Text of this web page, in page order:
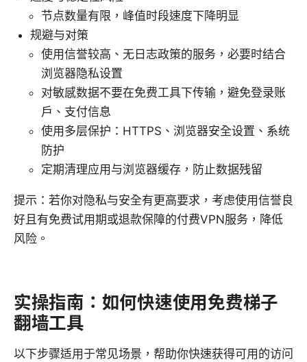
节点数量有限，峰值时段速度下降明显
规避与对策
使用信誉较高、无日志政策的服务，必要时结合
浏览器隐私设置
对敏感数据不要在免费工具下传输，避免登录账
户、支付信息
使用多层保护：HTTPS、浏览器安全设置、系统
防护
定期清理应用与浏览器缓存，防止数据残留
提示：若你对隐私与安全有更高要求，考虑使用信誉良
好且有免费试用期或退款保障的付费VPN服务，降低
风险。
实操指南：如何快速使用免费梯子
翻墙工具
以下步骤适用于常见场景，帮助你快速获得可用的访问